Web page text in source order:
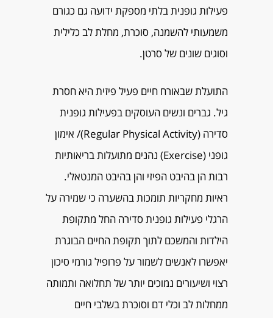
פעילות גופנית בלתי מספקת ידועה גם כגורם
משמעותי להשמנה, סוכרת, מחלת לב כלילית
וסוגים שונים של סרטן.
התועלת שבאורח חיים פעיל פיזית היא חסרת
גיל. גברים ונשים העוסקים בפעילות גופנית
סדירה (Regular Physical Activity)/ אימון
גופני (Exercise) נהנים מתועלות בריאותיות
רבות הן בהיבט הפיזי והן בהיבט המנטאלי.
ראיות מחקריות תומכות בהשערה כי שמירה על
הרגלי פעילות גופנית סדירה החל מתקופת
הילדות והמשכם לתוך תקופת החיים הבוגרת
יאפשרו לאנשים לשמור על פרופיל גורמי סיכון
רצוי ושיעורים נמוכים יותר של תחלואה ותמותה
ממחלות לב וכלי דם וסוכרת בשלבי חיים